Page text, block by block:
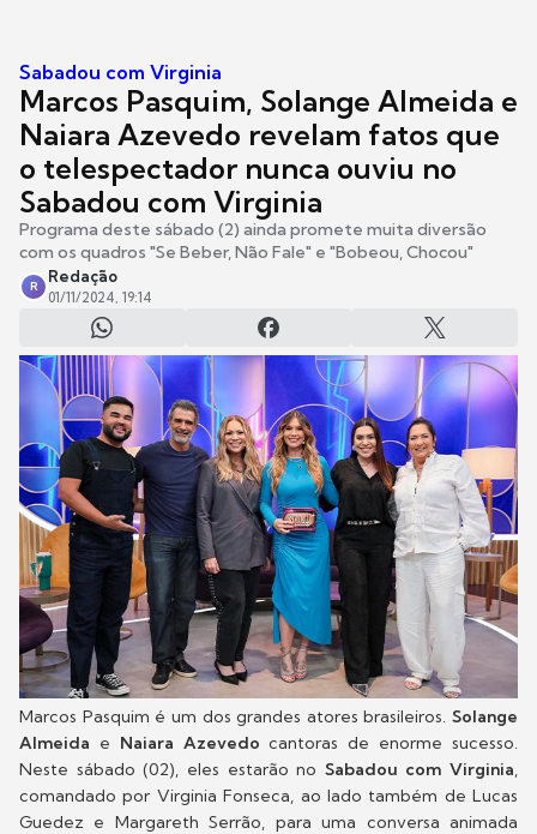
Sabadou com Virginia
Marcos Pasquim, Solange Almeida e
Naiara Azevedo revelam fatos que
o telespectador nunca ouviu no
Sabadou com Virginia
Programa deste sábado (2) ainda promete muita diversão
com os quadros "Se Beber, Não Fale" e "Bobeou, Chocou"
R
Redação
01/11/2024, 19:14
Marcos Pasquim é um dos grandes atores brasileiros. Solange
Almeida e Naiara Azevedo cantoras de enorme sucesso.
Neste sábado (02), eles estarão no Sabadou com Virginia,
comandado por Virginia Fonseca, ao lado também de Lucas
Guedez e Margareth Serrão, para uma conversa animada